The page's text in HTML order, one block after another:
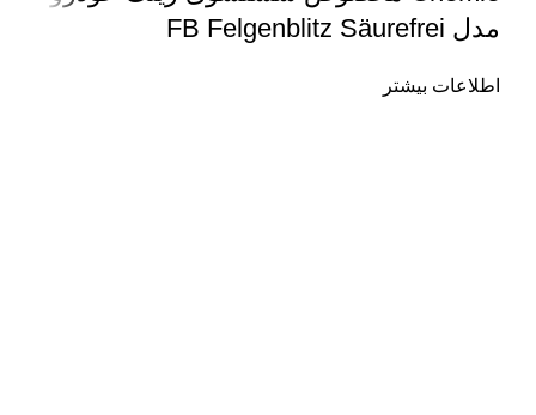
مدل FB Felgenblitz Säurefrei
اطلاعات بیشتر